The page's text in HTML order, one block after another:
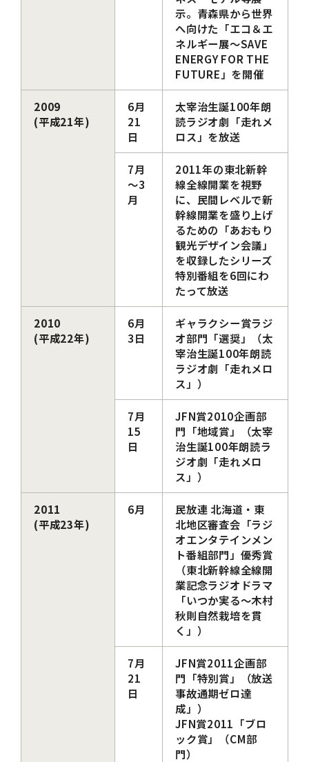
示。青森県から世界
へ向けた「エコ＆エ
ネルギー展～SAVE
ENERGY FOR THE
FUTURE」を開催
2009
(平成21年)
6月
21
日
太宰治生誕100年朗
読ラジオ劇「走れメ
ロス」を放送
7月
～3
月
2011年の東北新幹
線全線開業を視野
に、民間レベルで新
幹線開業を盛り上げ
るための「あおもり
観光デザイン会議」
を収録したシリーズ
特別番組を6回にわ
たって放送
2010
(平成22年)
6月
3日
ギャラクシー賞ラジ
オ部門「選奨」（太
宰治生誕100年朗読
ラジオ劇「走れメロ
ス」）
7月
15
日
JFN賞2010企画部
門「地域賞」（太宰
治生誕100年朗読ラ
ジオ劇「走れメロ
ス」）
2011
(平成23年)
6月
民放連 北海道・東
北地区審査会「ラジ
オエンタテインメン
ト番組部門」優秀賞
（東北新幹線全線開
業記念ラジオドラマ
「いつか実る～木村
秋則自然栽培を貫
く」）
7月
21
日
JFN賞2011企画部
門「特別賞」（放送
事故通期ゼロ達
成」）
JFN賞2011「ブロ
ック賞」（CM部
門）